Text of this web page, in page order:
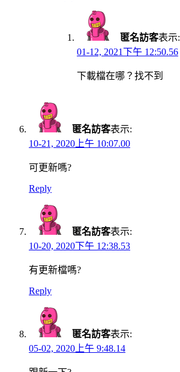
匿名訪客表示:
01-12, 2021下午 12:50.56
下載檔在哪？找不到
匿名訪客表示:
10-21, 2020上午 10:07.00
可更新嗎?
Reply
匿名訪客表示:
10-20, 2020下午 12:38.53
有更新檔嗎?
Reply
匿名訪客表示:
05-02, 2020上午 9:48.14